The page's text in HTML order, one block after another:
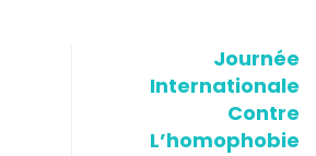
Journée
Internationale
Contre
L’homophobie